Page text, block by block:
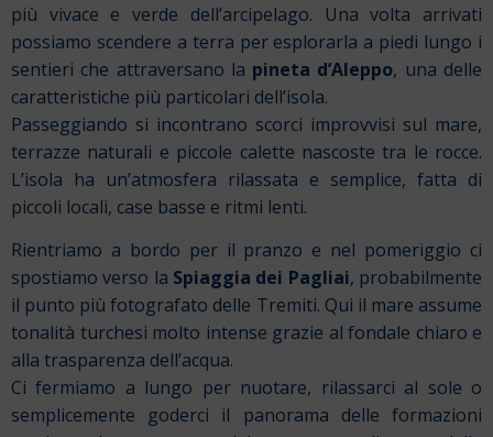
più vivace e verde dell’arcipelago. Una volta arrivati
possiamo scendere a terra per esplorarla a piedi lungo i
sentieri che attraversano la pineta d’Aleppo, una delle
caratteristiche più particolari dell’isola.
Passeggiando si incontrano scorci improvvisi sul mare,
terrazze naturali e piccole calette nascoste tra le rocce.
L’isola ha un’atmosfera rilassata e semplice, fatta di
piccoli locali, case basse e ritmi lenti.
Rientriamo a bordo per il pranzo e nel pomeriggio ci
spostiamo verso la Spiaggia dei Pagliai, probabilmente
il punto più fotografato delle Tremiti. Qui il mare assume
tonalità turchesi molto intense grazie al fondale chiaro e
alla trasparenza dell’acqua.
Ci fermiamo a lungo per nuotare, rilassarci al sole o
semplicemente goderci il panorama delle formazioni